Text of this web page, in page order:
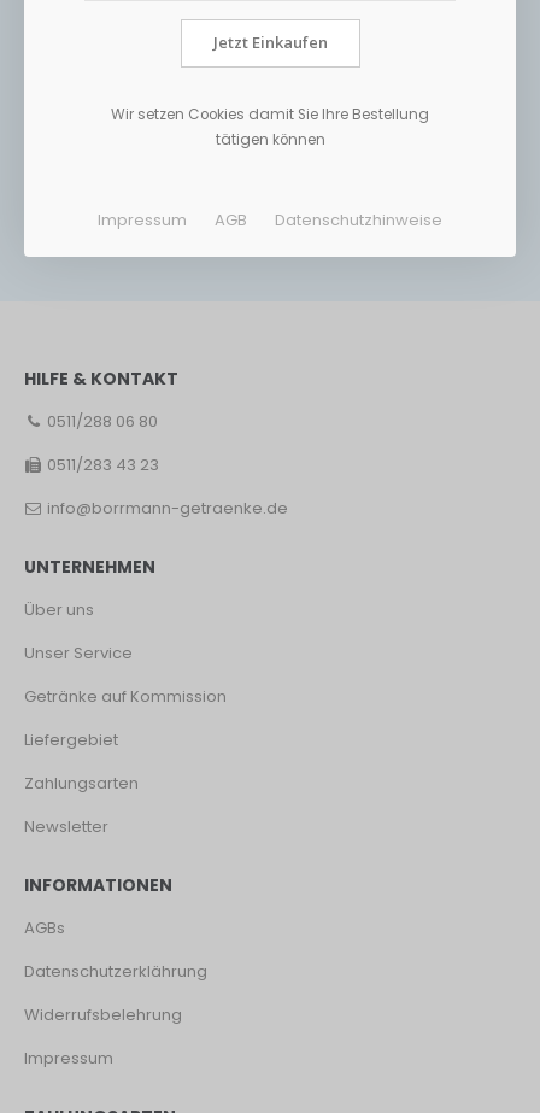
HILFE & KONTAKT
0511/288 06 80
0511/283 43 23
info@borrmann-getraenke.de
UNTERNEHMEN
Über uns
Unser Service
Getränke auf Kommission
Liefergebiet
Zahlungsarten
Newsletter
INFORMATIONEN
AGBs
Datenschutzerklährung
Widerrufsbelehrung
Impressum
Jetzt Einkaufen
Wir setzen Cookies damit Sie Ihre Bestellung
tätigen können
Impressum AGB Datenschutzhinweise